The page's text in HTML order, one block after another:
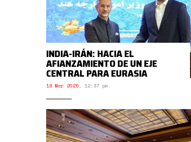
INDIA-IRÁN: HACIA EL
AFIANZAMIENTO DE UN EJE
CENTRAL PARA EURASIA
18 Mar 2025, 12:37 pm.